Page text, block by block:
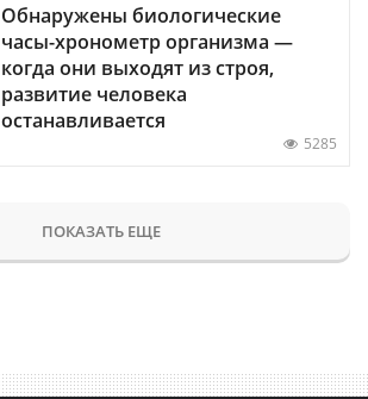
Обнаружены биологические
часы-хронометр организма —
когда они выходят из строя,
развитие человека
останавливается
5285
ПОКАЗАТЬ ЕЩЕ